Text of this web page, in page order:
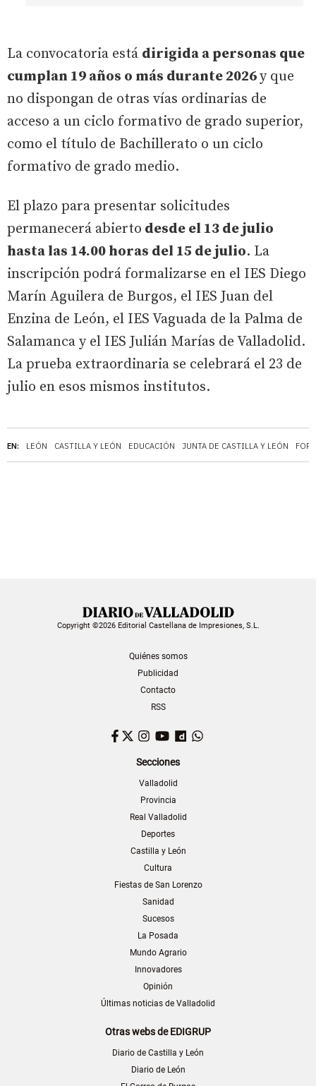
EN: LEÓN CASTILLA Y LEÓN EDUCACIÓN JUNTA DE CASTILLA Y LEÓN
La convocatoria está dirigida a personas que
cumplan 19 años o más durante 2026y que
no dispongan de otras vías ordinarias de
acceso a un ciclo formativo de grado superior,
como el título de Bachillerato o un ciclo
formativo de grado medio.
El plazo para presentar solicitudes
permanecerá abierto desde el 13 de julio
hasta las 14.00 horas del 15 de julio. La
inscripción podrá formalizarse en el IES Diego
Marín Aguilera de Burgos, el IES Juan del
Enzina de León, el IES Vaguada de la Palma de
Salamanca y el IES Julián Marías de Valladolid.
La prueba extraordinaria se celebrará el 23 de
julio en esos mismos institutos.
Copyright ©2026 Editorial Castellana de Impresiones, S.L.
Quiénes somos
Publicidad
Contacto
RSS
Facebook
TwitterInstagram
YouTubeDailymotion
Secciones
Valladolid
Provincia
Real Valladolid
Deportes
Castilla y León
Cultura
Fiestas de San Lorenzo
Sanidad
Sucesos
La Posada
Mundo Agrario
Innovadores
Opinión
Últimas noticias de Valladolid
Otras webs de EDIGRUP
Diario de Castilla y León
Diario de León